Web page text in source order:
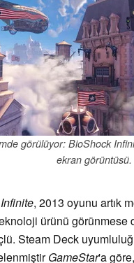
görülüyor: BioShock
ekran görüntüsü.
, 2013 oyunu artık
ürünü görünmese
Steam Deck
GameStar'a